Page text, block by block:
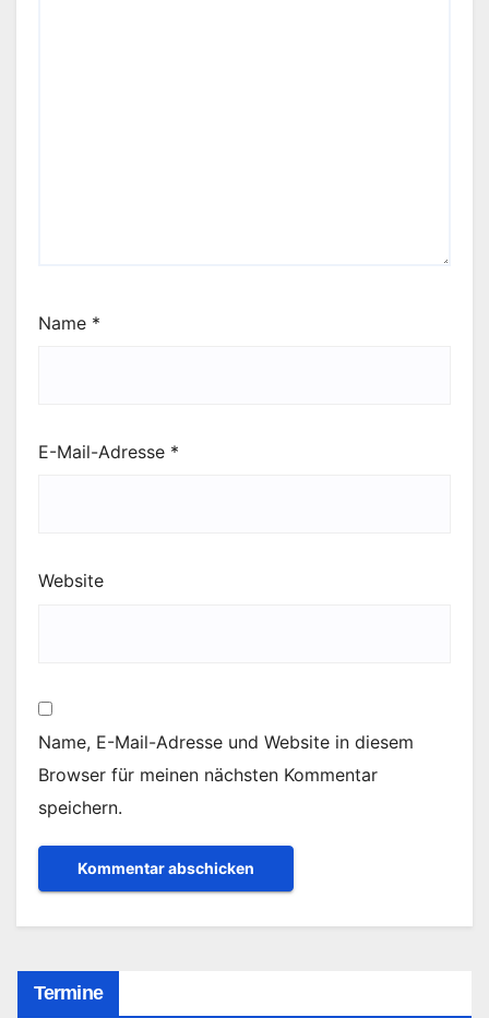
Name *
E-Mail-Adresse *
Website
Name, E-Mail-Adresse und Website in diesem
Browser für meinen nächsten Kommentar
speichern.
Termine